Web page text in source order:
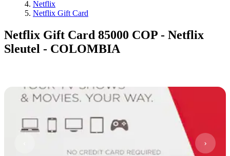
Netflix
Netflix Gift Card
Netflix Gift Card 85000 COP - Netflix
Sleutel - COLOMBIA